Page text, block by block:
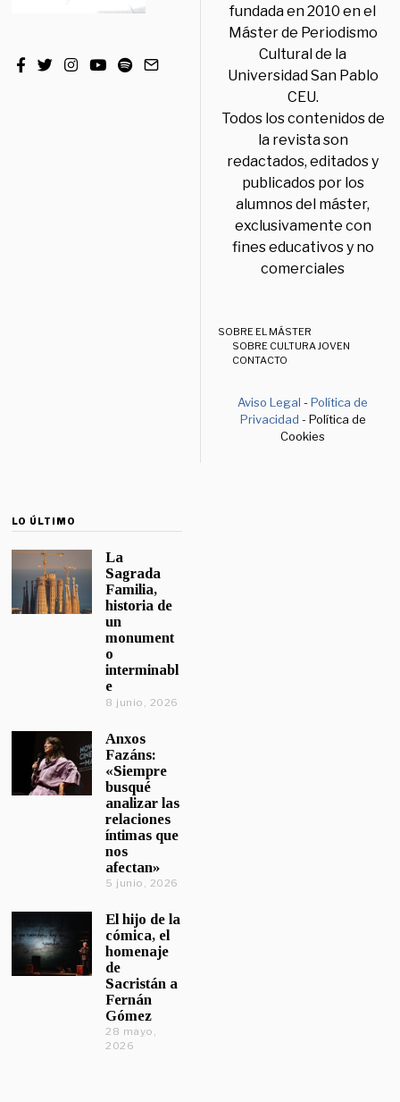
fundada en 2010 en el
Máster de Periodismo
Cultural de la
Universidad San Pablo
CEU.
Todos los contenidos de
la revista son
redactados, editados y
publicados por los
alumnos del máster,
exclusivamente con
fines educativos y no
comerciales
SOBRE EL MÁSTER
SOBRE CULTURA JOVEN
CONTACTO
Aviso Legal -Política de
Privacidad - Política de
Cookies
LO ÚLTIMO
La
Sagrada
Familia,
historia de
un
monument
o
interminabl
e
8 junio, 2026
Anxos
Fazáns:
«Siempre
busqué
analizar las
relaciones
íntimas que
nos
afectan»
5 junio, 2026
El hijo de la
cómica, el
homenaje
de
Sacristán a
Fernán
Gómez
28 mayo,
2026